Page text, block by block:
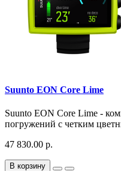
Suunto EON Core Lime
Suunto EON Core Lime -
погружений с четким
47 830.00 р.
В корзину